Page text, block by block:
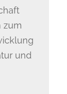
zum
und